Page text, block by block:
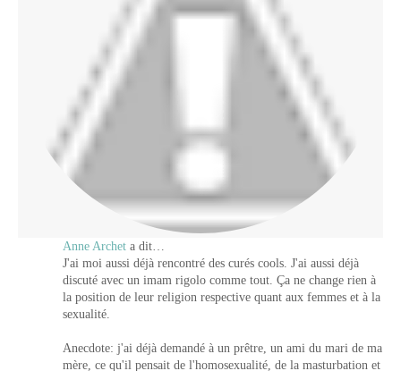
Anne Archet a dit…
J'ai moi aussi déjà rencontré des curés cools. J'ai aussi déjà
discuté avec un imam rigolo comme tout. Ça ne change rien à
la position de leur religion respective quant aux femmes et à la
sexualité.
Anecdote: j'ai déjà demandé à un prêtre, un ami du mari de ma
mère, ce qu'il pensait de l'homosexualité, de la masturbation et